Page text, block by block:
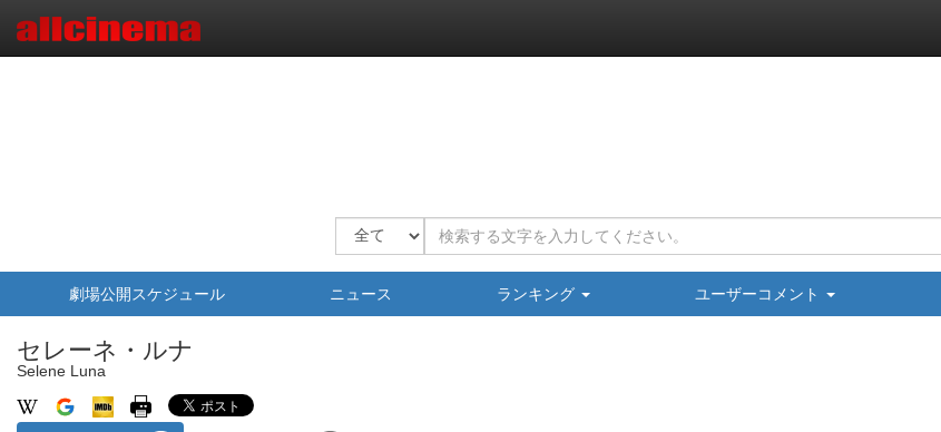
劇場公開スケジュール ニュース ランキング ユーザーコメント
セレーネ・ルナ
Selene Luna